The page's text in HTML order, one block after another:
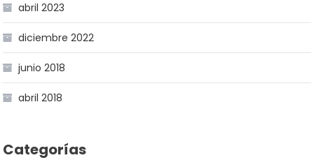
abril 2023
diciembre 2022
junio 2018
abril 2018
Categorías